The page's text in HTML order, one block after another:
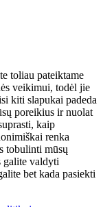
toliau pateiktame
veikimui, todėl jie
kiti slapukai padeda
poreikius ir nuolat
kaip
renka
tobulinti mūsų
galite valdyti
bet kada pasiekti